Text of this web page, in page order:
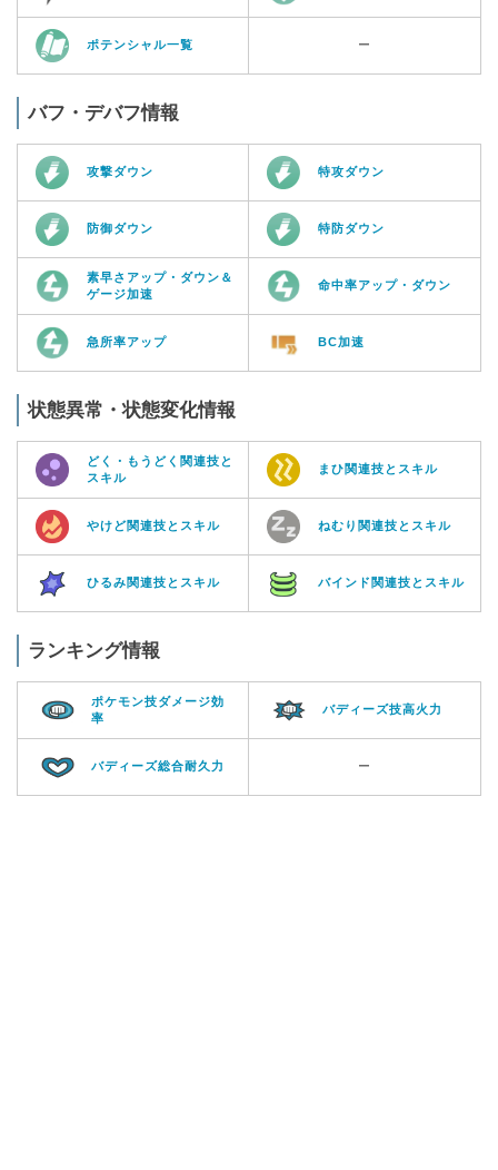
ポテンシャル一覧 ー
バフ・デバフ情報
攻撃ダウン 特攻ダウン
防御ダウン 特防ダウン
素早さアップ・ダウン＆
ゲージ加速
命中率アップ・ダウン
急所率アップ BC加速
状態異常・状態変化情報
どく・もうどく関連技と
スキル
まひ関連技とスキル
やけど関連技とスキル ねむり関連技とスキル
ひるみ関連技とスキル バインド関連技とスキル
ランキング情報
ポケモン技ダメージ効
率
バディーズ技高火力
バディーズ総合耐久力 ー